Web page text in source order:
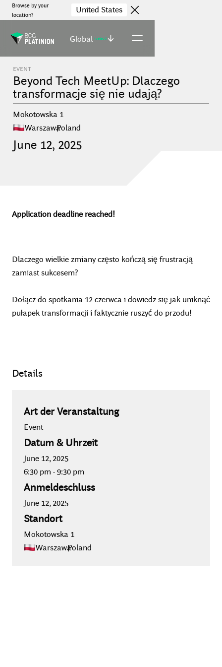
Browse by your
location?
United States
Global (select)
EVENT
Beyond Tech MeetUp: Dlaczego
transformacje się nie udają?
Mokotowska 1
Warszawa
,Poland
June 12, 2025
Application deadline reached!
Dlaczego wielkie zmiany często kończą się frustracją
zamiast sukcesem?
Dołącz do spotkania 12 czerwca i dowiedz się jak uniknąć
pułapek transformacji i faktycznie ruszyć do przodu!
Details
Art der Veranstaltung
Event
Datum & Uhrzeit
June 12, 2025
6:30 pm -9:30 pm
Anmeldeschluss
June 12, 2025
Standort
Mokotowska 1
Warszawa
,Poland